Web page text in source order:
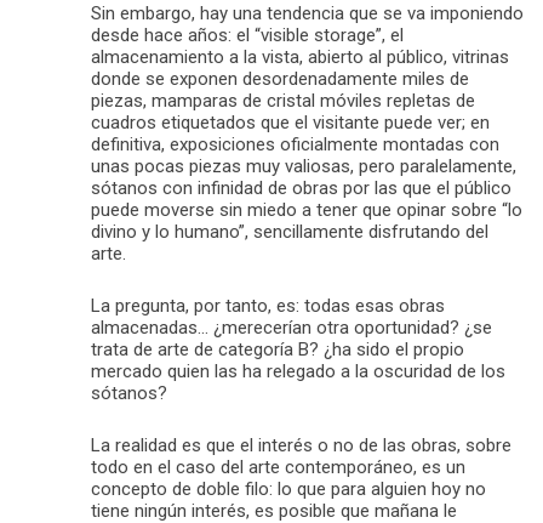
Sin embargo, hay una tendencia que se va imponiendo
desde hace años: el “visible storage”, el
almacenamiento a la vista, abierto al público, vitrinas
donde se exponen desordenadamente miles de
piezas, mamparas de cristal móviles repletas de
cuadros etiquetados que el visitante puede ver; en
definitiva, exposiciones oficialmente montadas con
unas pocas piezas muy valiosas, pero paralelamente,
sótanos con infinidad de obras por las que el público
puede moverse sin miedo a tener que opinar sobre “lo
divino y lo humano”, sencillamente disfrutando del
arte.
La pregunta, por tanto, es: todas esas obras
almacenadas… ¿merecerían otra oportunidad? ¿se
trata de arte de categoría B? ¿ha sido el propio
mercado quien las ha relegado a la oscuridad de los
sótanos?
La realidad es que el interés o no de las obras, sobre
todo en el caso del arte contemporáneo, es un
concepto de doble filo: lo que para alguien hoy no
tiene ningún interés, es posible que mañana le